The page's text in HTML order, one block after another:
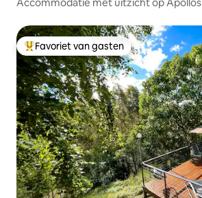
Accommodatie met uitzicht op Apollos
Topfavoriet van gasten
Favoriet van gasten